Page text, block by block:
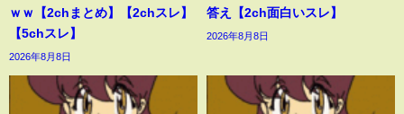
ｗｗ【2chまとめ】【2chスレ】
【5chスレ】
2026年8月8日
答え【2ch面白いスレ】
2026年8月8日